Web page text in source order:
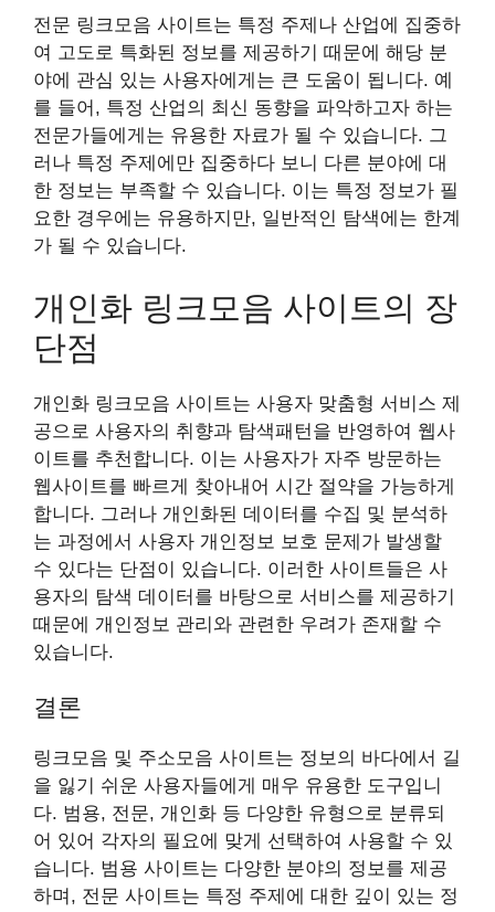
전문 링크모음 사이트는 특정 주제나 산업에 집중하
여 고도로 특화된 정보를 제공하기 때문에 해당 분
야에 관심 있는 사용자에게는 큰 도움이 됩니다. 예
를 들어, 특정 산업의 최신 동향을 파악하고자 하는
전문가들에게는 유용한 자료가 될 수 있습니다. 그
러나 특정 주제에만 집중하다 보니 다른 분야에 대
한 정보는 부족할 수 있습니다. 이는 특정 정보가 필
요한 경우에는 유용하지만, 일반적인 탐색에는 한계
가 될 수 있습니다.
개인화 링크모음 사이트의 장
단점
개인화 링크모음 사이트는 사용자 맞춤형 서비스 제
공으로 사용자의 취향과 탐색패턴을 반영하여 웹사
이트를 추천합니다. 이는 사용자가 자주 방문하는
웹사이트를 빠르게 찾아내어 시간 절약을 가능하게
합니다. 그러나 개인화된 데이터를 수집 및 분석하
는 과정에서 사용자 개인정보 보호 문제가 발생할
수 있다는 단점이 있습니다. 이러한 사이트들은 사
용자의 탐색 데이터를 바탕으로 서비스를 제공하기
때문에 개인정보 관리와 관련한 우려가 존재할 수
있습니다.
결론
링크모음 및 주소모음 사이트는 정보의 바다에서 길
을 잃기 쉬운 사용자들에게 매우 유용한 도구입니
다. 범용, 전문, 개인화 등 다양한 유형으로 분류되
어 있어 각자의 필요에 맞게 선택하여 사용할 수 있
습니다. 범용 사이트는 다양한 분야의 정보를 제공
하며, 전문 사이트는 특정 주제에 대한 깊이 있는 정